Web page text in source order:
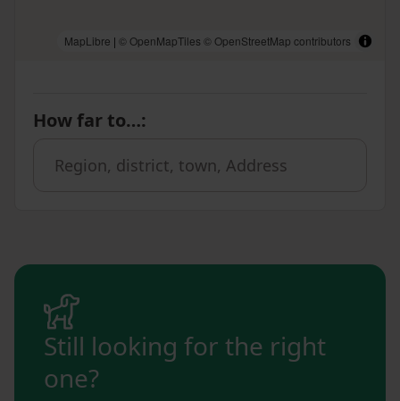
MapLibre | © OpenMapTiles © OpenStreetMap contributors
How far to…:
Still looking for the right
one?